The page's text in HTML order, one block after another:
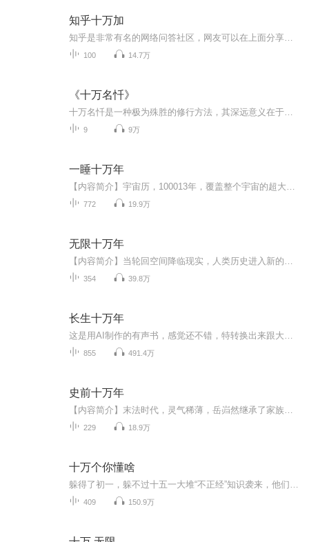
知乎十万加
100 14.7万
《十万名忏》
9 9万
一睡十万年
772 19.9万
无限十万年
354 39.8万
长生十万年
855 491.4万
史前十万年
229 18.9万
十万个你懂啥
409 150.9万